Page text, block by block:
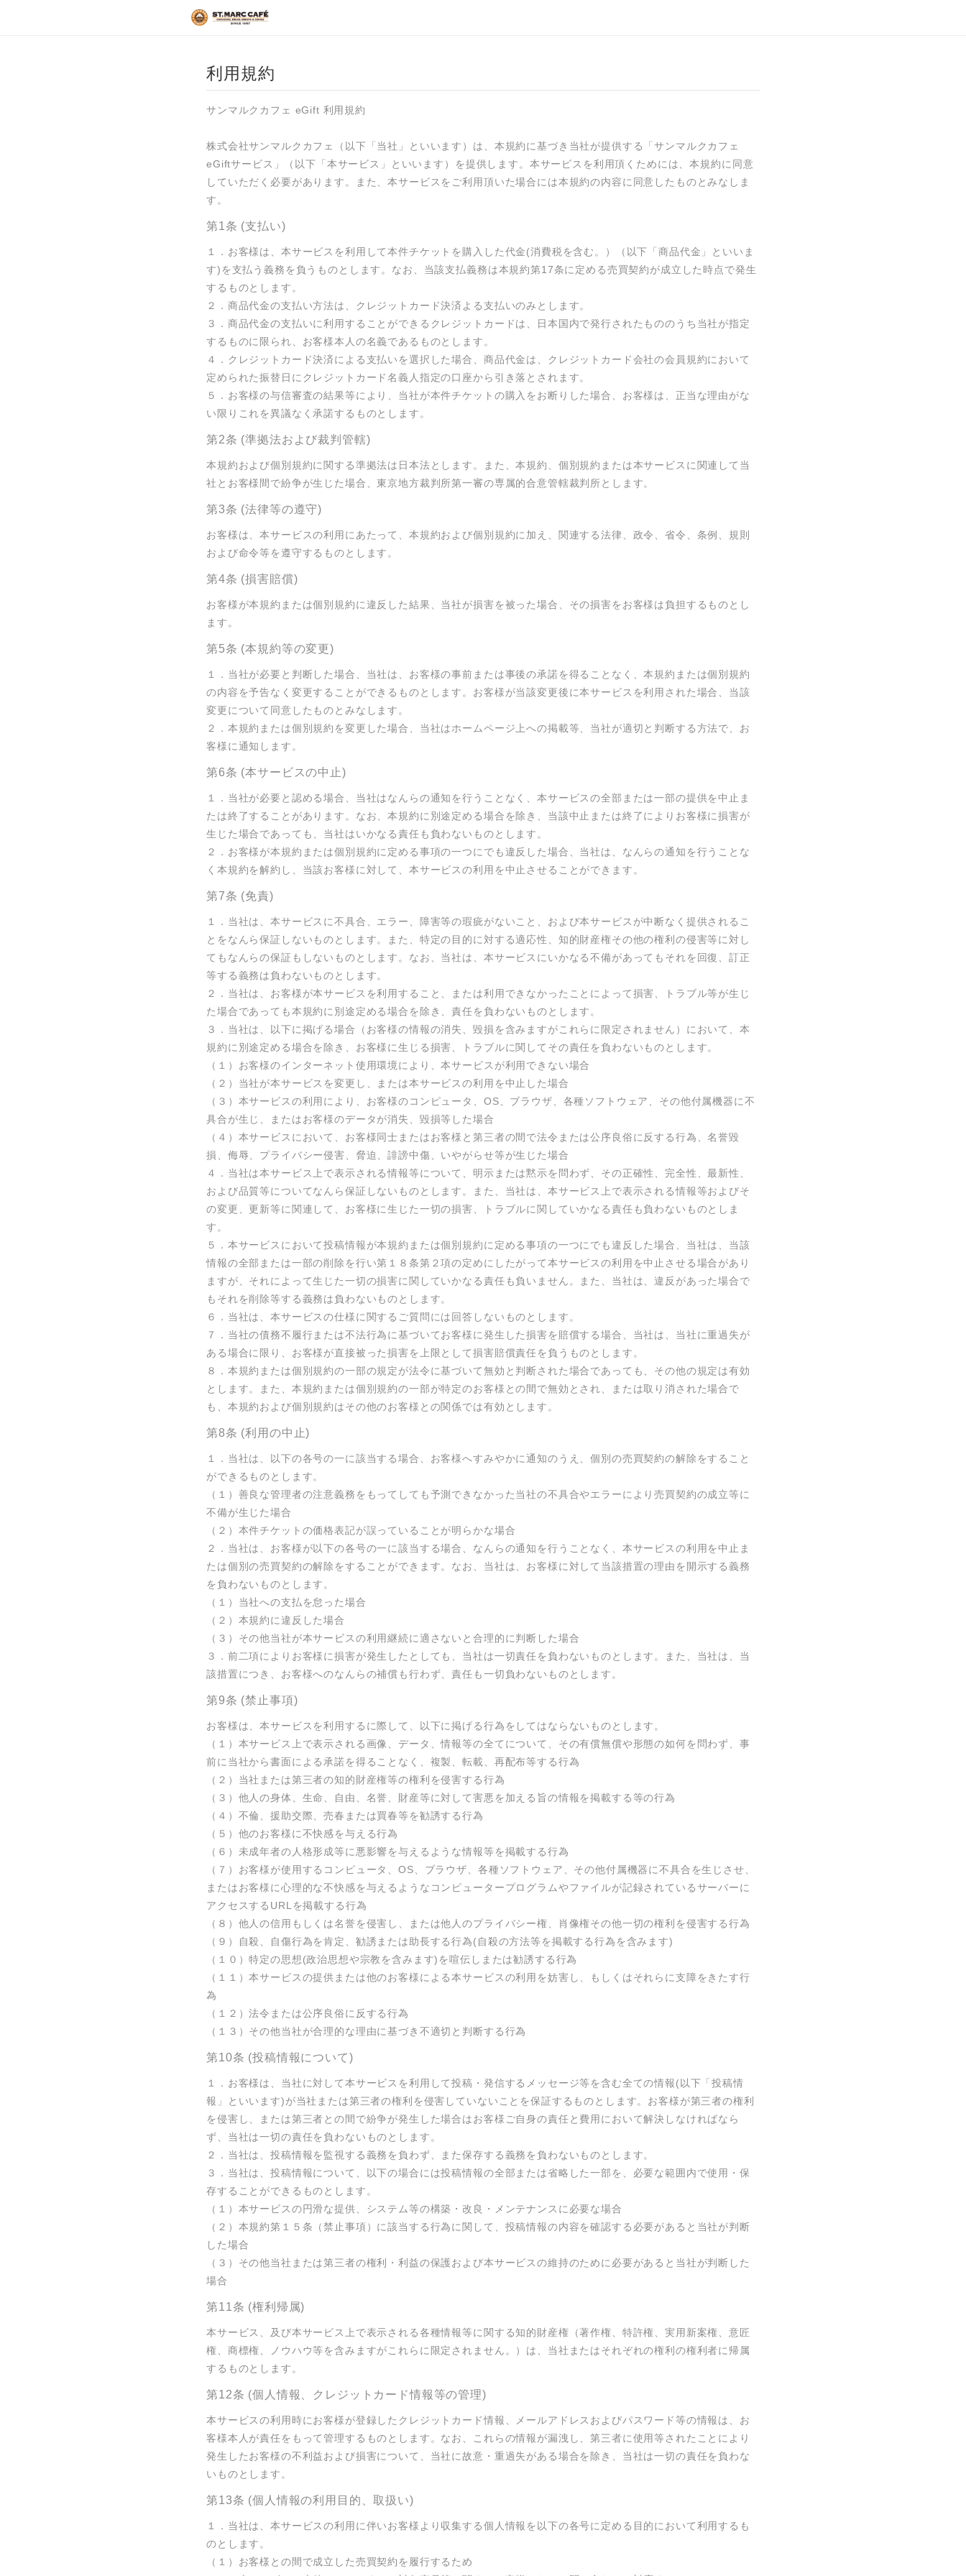
トップページ
購入履歴
法人のお客様
利用規約
サンマルクカフェ eGift 利用規約
株式会社サンマルクカフェ（以下「当社」といいます）は、本規約に基づき当社が提供する「サンマルクカフェ
eGiftサービス」（以下「本サービス」といいます）を提供します。本サービスを利用頂くためには、本規約に同意
していただく必要があります。また、本サービスをご利用頂いた場合には本規約の内容に同意したものとみなしま
す。
第1条 (支払い)
１．お客様は、本サービスを利用して本件チケットを購入した代金(消費税を含む。）（以下「商品代金」といいま
す)を支払う義務を負うものとします。なお、当該支払義務は本規約第17条に定める売買契約が成立した時点で発生
するものとします。
２．商品代金の支払い方法は、クレジットカード決済よる支払いのみとします。
３．商品代金の支払いに利用することができるクレジットカードは、日本国内で発行されたもののうち当社が指定
するものに限られ、お客様本人の名義であるものとします。
４．クレジットカード決済による支払いを選択した場合、商品代金は、クレジットカード会社の会員規約において
定められた振替日にクレジットカード名義人指定の口座から引き落とされます。
５．お客様の与信審査の結果等により、当社が本件チケットの購入をお断りした場合、お客様は、正当な理由がな
い限りこれを異議なく承諾するものとします。
第2条 (準拠法および裁判管轄)
本規約および個別規約に関する準拠法は日本法とします。また、本規約、個別規約または本サービスに関連して当
社とお客様間で紛争が生じた場合、東京地方裁判所第一審の専属的合意管轄裁判所とします。
第3条 (法律等の遵守)
お客様は、本サービスの利用にあたって、本規約および個別規約に加え、関連する法律、政令、省令、条例、規則
および命令等を遵守するものとします。
第4条 (損害賠償)
お客様が本規約または個別規約に違反した結果、当社が損害を被った場合、その損害をお客様は負担するものとし
ます。
第5条 (本規約等の変更)
１．当社が必要と判断した場合、当社は、お客様の事前または事後の承諾を得ることなく、本規約または個別規約
の内容を予告なく変更することができるものとします。お客様が当該変更後に本サービスを利用された場合、当該
変更について同意したものとみなします。
２．本規約または個別規約を変更した場合、当社はホームページ上への掲載等、当社が適切と判断する方法で、お
客様に通知します。
第6条 (本サービスの中止)
１．当社が必要と認める場合、当社はなんらの通知を行うことなく、本サービスの全部または一部の提供を中止ま
たは終了することがあります。なお、本規約に別途定める場合を除き、当該中止または終了によりお客様に損害が
生じた場合であっても、当社はいかなる責任も負わないものとします。
２．お客様が本規約または個別規約に定める事項の一つにでも違反した場合、当社は、なんらの通知を行うことな
く本規約を解約し、当該お客様に対して、本サービスの利用を中止させることができます。
第7条 (免責)
１．当社は、本サービスに不具合、エラー、障害等の瑕疵がないこと、および本サービスが中断なく提供されるこ
とをなんら保証しないものとします。また、特定の目的に対する適応性、知的財産権その他の権利の侵害等に対し
てもなんらの保証もしないものとします。なお、当社は、本サービスにいかなる不備があってもそれを回復、訂正
等する義務は負わないものとします。
２．当社は、お客様が本サービスを利用すること、または利用できなかったことによって損害、トラブル等が生じ
た場合であっても本規約に別途定める場合を除き、責任を負わないものとします。
３．当社は、以下に掲げる場合（お客様の情報の消失、毀損を含みますがこれらに限定されません）において、本
規約に別途定める場合を除き、お客様に生じる損害、トラブルに関してその責任を負わないものとします。
（１）お客様のインターネット使用環境により、本サービスが利用できない場合
（２）当社が本サービスを変更し、または本サービスの利用を中止した場合
（３）本サービスの利用により、お客様のコンピュータ、OS、ブラウザ、各種ソフトウェア、その他付属機器に不
具合が生じ、またはお客様のデータが消失、毀損等した場合
（４）本サービスにおいて、お客様同士またはお客様と第三者の間で法令または公序良俗に反する行為、名誉毀
損、侮辱、プライバシー侵害、脅迫、誹謗中傷、いやがらせ等が生じた場合
４．当社は本サービス上で表示される情報等について、明示または黙示を問わず、その正確性、完全性、最新性、
および品質等についてなんら保証しないものとします。また、当社は、本サービス上で表示される情報等およびそ
の変更、更新等に関連して、お客様に生じた一切の損害、トラブルに関していかなる責任も負わないものとしま
す。
５．本サービスにおいて投稿情報が本規約または個別規約に定める事項の一つにでも違反した場合、当社は、当該
情報の全部または一部の削除を行い第１８条第２項の定めにしたがって本サービスの利用を中止させる場合があり
ますが、それによって生じた一切の損害に関していかなる責任も負いません。また、当社は、違反があった場合で
もそれを削除等する義務は負わないものとします。
６．当社は、本サービスの仕様に関するご質問には回答しないものとします。
７．当社の債務不履行または不法行為に基づいてお客様に発生した損害を賠償する場合、当社は、当社に重過失が
ある場合に限り、お客様が直接被った損害を上限として損害賠償責任を負うものとします。
８．本規約または個別規約の一部の規定が法令に基づいて無効と判断された場合であっても、その他の規定は有効
とします。また、本規約または個別規約の一部が特定のお客様との間で無効とされ、または取り消された場合で
も、本規約および個別規約はその他のお客様との関係では有効とします。
第8条 (利用の中止)
１．当社は、以下の各号の一に該当する場合、お客様へすみやかに通知のうえ、個別の売買契約の解除をすること
ができるものとします。
（１）善良な管理者の注意義務をもってしても予測できなかった当社の不具合やエラーにより売買契約の成立等に
不備が生じた場合
（２）本件チケットの価格表記が誤っていることが明らかな場合
２．当社は、お客様が以下の各号の一に該当する場合、なんらの通知を行うことなく、本サービスの利用を中止ま
たは個別の売買契約の解除をすることができます。なお、当社は、お客様に対して当該措置の理由を開示する義務
を負わないものとします。
（１）当社への支払を怠った場合
（２）本規約に違反した場合
（３）その他当社が本サービスの利用継続に適さないと合理的に判断した場合
３．前二項によりお客様に損害が発生したとしても、当社は一切責任を負わないものとします。また、当社は、当
該措置につき、お客様へのなんらの補償も行わず、責任も一切負わないものとします。
第9条 (禁止事項)
お客様は、本サービスを利用するに際して、以下に掲げる行為をしてはならないものとします。
（１）本サービス上で表示される画像、データ、情報等の全てについて、その有償無償や形態の如何を問わず、事
前に当社から書面による承諾を得ることなく、複製、転載、再配布等する行為
（２）当社または第三者の知的財産権等の権利を侵害する行為
（３）他人の身体、生命、自由、名誉、財産等に対して害悪を加える旨の情報を掲載する等の行為
（４）不倫、援助交際、売春または買春等を勧誘する行為
（５）他のお客様に不快感を与える行為
（６）未成年者の人格形成等に悪影響を与えるような情報等を掲載する行為
（７）お客様が使用するコンピュータ、OS、ブラウザ、各種ソフトウェア、その他付属機器に不具合を生じさせ、
またはお客様に心理的な不快感を与えるようなコンピュータープログラムやファイルが記録されているサーバーに
アクセスするURLを掲載する行為
（８）他人の信用もしくは名誉を侵害し、または他人のプライバシー権、肖像権その他一切の権利を侵害する行為
（９）自殺、自傷行為を肯定、勧誘または助長する行為(自殺の方法等を掲載する行為を含みます)
（１０）特定の思想(政治思想や宗教を含みます)を喧伝しまたは勧誘する行為
（１１）本サービスの提供または他のお客様による本サービスの利用を妨害し、もしくはそれらに支障をきたす行
為
（１２）法令または公序良俗に反する行為
（１３）その他当社が合理的な理由に基づき不適切と判断する行為
第10条 (投稿情報について)
１．お客様は、当社に対して本サービスを利用して投稿・発信するメッセージ等を含む全ての情報(以下「投稿情
報」といいます)が当社または第三者の権利を侵害していないことを保証するものとします。お客様が第三者の権利
を侵害し、または第三者との間で紛争が発生した場合はお客様ご自身の責任と費用において解決しなければなら
ず、当社は一切の責任を負わないものとします。
２．当社は、投稿情報を監視する義務を負わず、また保存する義務を負わないものとします。
３．当社は、投稿情報について、以下の場合には投稿情報の全部または省略した一部を、必要な範囲内で使用・保
存することができるものとします。
（１）本サービスの円滑な提供、システム等の構築・改良・メンテナンスに必要な場合
（２）本規約第１５条（禁止事項）に該当する行為に関して、投稿情報の内容を確認する必要があると当社が判断
した場合
（３）その他当社または第三者の権利・利益の保護および本サービスの維持のために必要があると当社が判断した
場合
第11条 (権利帰属)
本サービス、及び本サービス上で表示される各種情報等に関する知的財産権（著作権、特許権、実用新案権、意匠
権、商標権、ノウハウ等を含みますがこれらに限定されません。）は、当社またはそれぞれの権利の権利者に帰属
するものとします。
第12条 (個人情報、クレジットカード情報等の管理)
本サービスの利用時にお客様が登録したクレジットカード情報、メールアドレスおよびパスワード等の情報は、お
客様本人が責任をもって管理するものとします。なお、これらの情報が漏洩し、第三者に使用等されたことにより
発生したお客様の不利益および損害について、当社に故意・重過失がある場合を除き、当社は一切の責任を負わな
いものとします。
第13条 (個人情報の利用目的、取扱い)
１．当社は、本サービスの利用に伴いお客様より収集する個人情報を以下の各号に定める目的において利用するも
のとします。
（１）お客様との間で成立した売買契約を履行するため